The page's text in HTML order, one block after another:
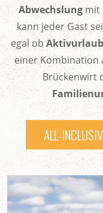
Abwechslungmit
kann jeder Gast
egal ob Aktivurlaub
einer Kombination
Brückenwirt
ALL-